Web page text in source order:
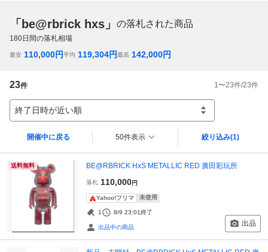
「be@rbrick hxs」 の落札された商品
180日間の落札相場
最安 110,000円平均 119,304円最高 142,000円
23件 1 〜23件/23件
終了日時が近い順
開催中に戻る 50件表示 絞り込み(1)
送料無料 BE@RBRICK HxS METALLIC RED 廣田彩玩所
落札 110,000円
Yahoo!フリマ 未使用
1 8/9 23:01終了
出品中の商品 出品